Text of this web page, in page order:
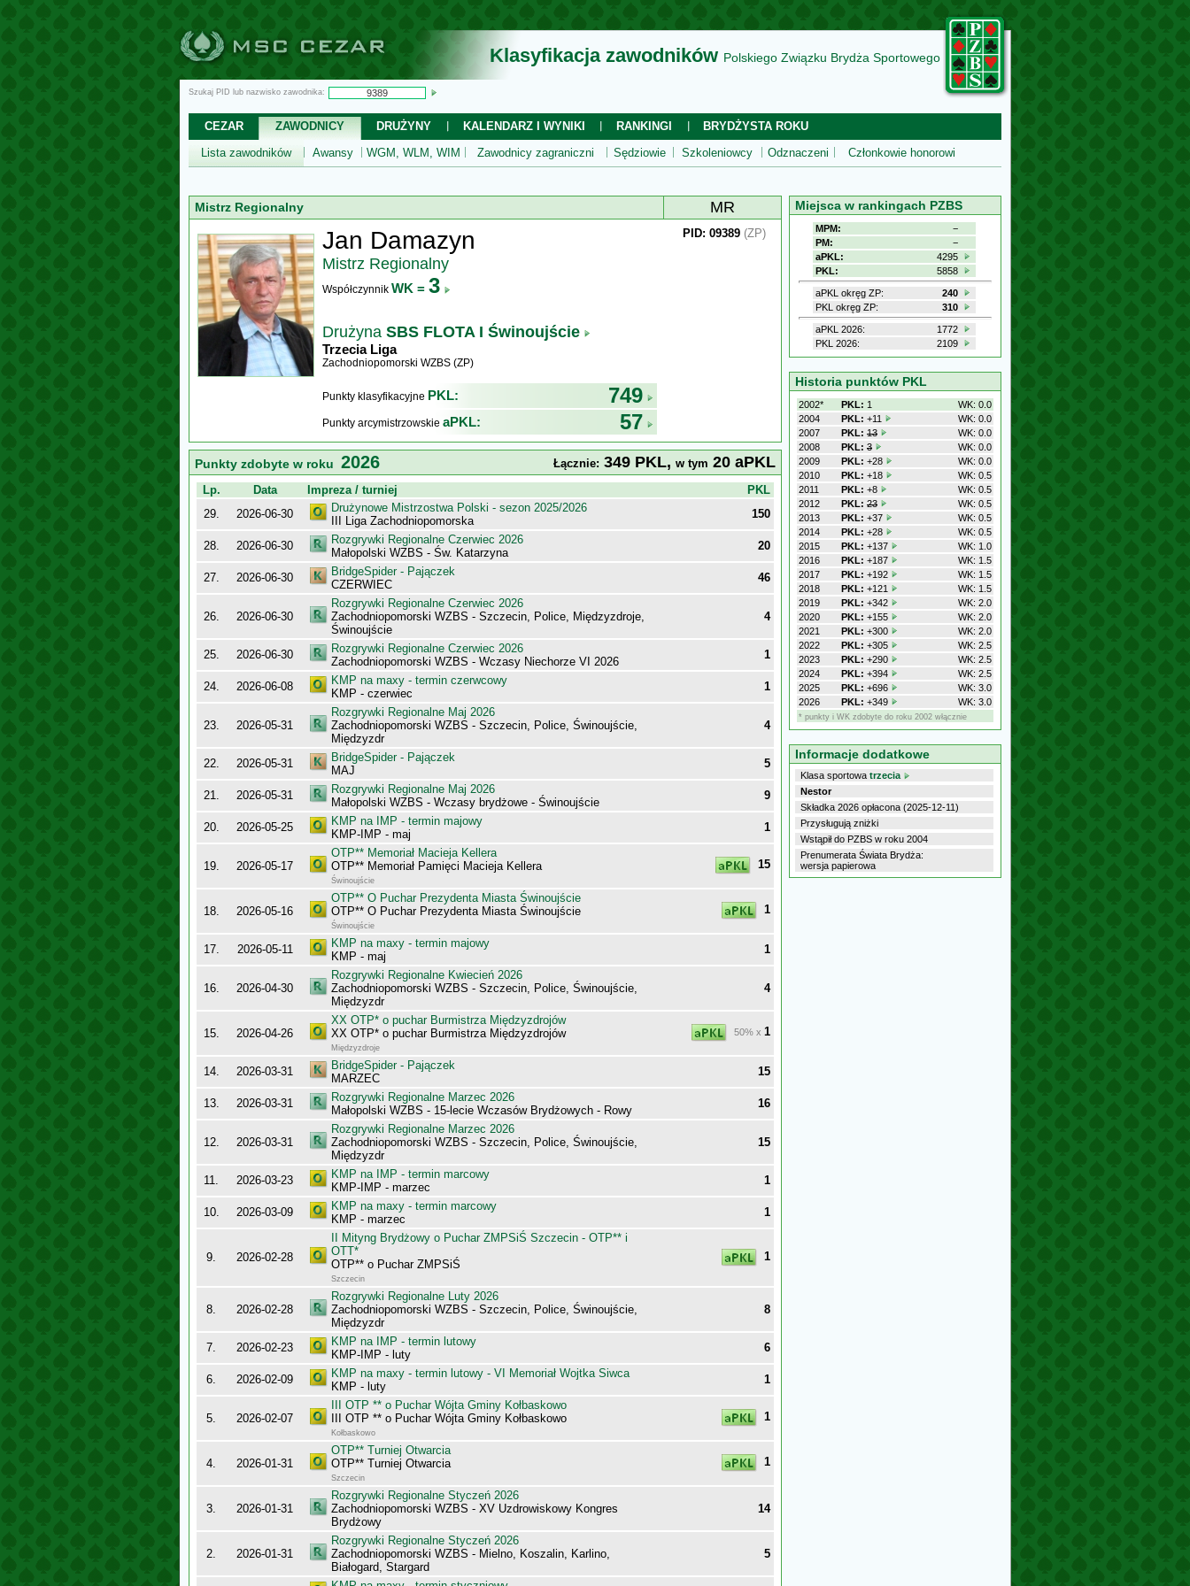
Klasyfikacja zawodników Polskiego Związku Brydża Sportowego
Szukaj PID lub nazwisko zawodnika:
CEZAR ZAWODNICY DRUŻYNY KALENDARZ I WYNIKI RANKINGI
BRYDŻYSTA ROKU
Lista zawodników
Awansy WGM, WLM, WIM Zawodnicy zagraniczni Sędziowie Szkoleniowcy Odznaczeni Członkowie honorowi
Mistrz Regionalny MR
Jan Damazyn
Mistrz Regionalny
Współczynnik WK = 3
Drużyna SBS FLOTA I Świnoujście
Trzecia Liga
Zachodniopomorski WZBS (ZP)
Punkty klasyfikacyjne PKL: 749
Punkty arcymistrzowskie aPKL: 57
PID: 09389 (ZP)
Punkty zdobyte w roku 2026 Łącznie: 349 PKL, w tym 20 aPKL
Lp. Data Impreza / turniej
PKL
29.
2026-06-30
Drużynowe Mistrzostwa Polski - sezon 2025/2026
III Liga Zachodniopomorska
150
28. 2026-06-30
Rozgrywki Regionalne Czerwiec 2026
Małopolski WZBS - Św. Katarzyna
20
27. 2026-06-30
BridgeSpider - Pajączek
CZERWIEC
46
26. 2026-06-30
Rozgrywki Regionalne Czerwiec 2026
Zachodniopomorski WZBS - Szczecin, Police, Międzyzdroje,
Świnoujście
4
25. 2026-06-30
Rozgrywki Regionalne Czerwiec 2026
Zachodniopomorski WZBS - Wczasy Niechorze VI 2026
1
24. 2026-06-08
KMP na maxy - termin czerwcowy
KMP - czerwiec
1
23. 2026-05-31
Rozgrywki Regionalne Maj 2026
Zachodniopomorski WZBS - Szczecin, Police, Świnoujście,
Międzyzdr
4
22. 2026-05-31
BridgeSpider - Pajączek
MAJ
5
21. 2026-05-31
Rozgrywki Regionalne Maj 2026
Małopolski WZBS - Wczasy brydżowe - Świnoujście
9
20. 2026-05-25
KMP na IMP - termin majowy
KMP-IMP - maj
1
19. 2026-05-17
OTP** Memoriał Macieja Kellera
OTP** Memoriał Pamięci Macieja Kellera
Świnoujście
15
18. 2026-05-16
OTP** O Puchar Prezydenta Miasta Świnoujście
OTP** O Puchar Prezydenta Miasta Świnoujście
Świnoujście
1
17. 2026-05-11
KMP na maxy - termin majowy
KMP - maj
1
16. 2026-04-30
Rozgrywki Regionalne Kwiecień 2026
Zachodniopomorski WZBS - Szczecin, Police, Świnoujście,
Międzyzdr
4
15. 2026-04-26
XX OTP* o puchar Burmistrza Międzyzdrojów
XX OTP* o puchar Burmistrza Międzyzdrojów
Międzyzdroje
50% x 1
14. 2026-03-31
BridgeSpider - Pajączek
MARZEC
15
13. 2026-03-31
Rozgrywki Regionalne Marzec 2026
Małopolski WZBS - 15-lecie Wczasów Brydżowych - Rowy
16
12. 2026-03-31
Rozgrywki Regionalne Marzec 2026
Zachodniopomorski WZBS - Szczecin, Police, Świnoujście,
Międzyzdr
15
11. 2026-03-23
KMP na IMP - termin marcowy
KMP-IMP - marzec
1
10. 2026-03-09
KMP na maxy - termin marcowy
KMP - marzec
1
9. 2026-02-28
II Mityng Brydżowy o Puchar ZMPSiŚ Szczecin - OTP** i
OTT*
OTP** o Puchar ZMPSiŚ
Szczecin
1
8. 2026-02-28
Rozgrywki Regionalne Luty 2026
Zachodniopomorski WZBS - Szczecin, Police, Świnoujście,
Międzyzdr
8
7. 2026-02-23
KMP na IMP - termin lutowy
KMP-IMP - luty
6
6. 2026-02-09
KMP na maxy - termin lutowy - VI Memoriał Wojtka Siwca
KMP - luty
1
5. 2026-02-07
III OTP ** o Puchar Wójta Gminy Kołbaskowo
III OTP ** o Puchar Wójta Gminy Kołbaskowo
Kołbaskowo
1
4. 2026-01-31
OTP** Turniej Otwarcia
OTP** Turniej Otwarcia
Szczecin
1
3. 2026-01-31
Rozgrywki Regionalne Styczeń 2026
Zachodniopomorski WZBS - XV Uzdrowiskowy Kongres
Brydżowy
14
2. 2026-01-31
Rozgrywki Regionalne Styczeń 2026
Zachodniopomorski WZBS - Mielno, Koszalin, Karlino,
Białogard, Stargard
5
Miejsca w rankingach PZBS
MPM:
−
PM:
−
aPKL:
4295
PKL:
5858
aPKL okręg ZP:
240
PKL okręg ZP:
310
aPKL 2026:
1772
PKL 2026:
2109
Historia punktów PKL
2002* PKL: 1
WK: 0.0
2004
PKL: +11
WK: 0.0
2007
PKL: 13
WK: 0.0
2008
PKL: 3
WK: 0.0
2009
PKL: +28
WK: 0.0
2010
PKL: +18
WK: 0.5
2011
PKL: +8
WK: 0.5
2012
PKL: 23
WK: 0.5
2013
PKL: +37
WK: 0.5
2014
PKL: +28
WK: 0.5
2015
PKL: +137
WK: 1.0
2016
PKL: +187
WK: 1.5
2017
PKL: +192
WK: 1.5
2018
PKL: +121
WK: 1.5
2019
PKL: +342
WK: 2.0
2020
PKL: +155
WK: 2.0
2021
PKL: +300
WK: 2.0
2022
PKL: +305
WK: 2.5
2023
PKL: +290
WK: 2.5
2024
PKL: +394
WK: 2.5
2025
PKL: +696
WK: 3.0
2026
PKL: +349 WK: 3.0
* punkty i WK zdobyte do roku 2002 włącznie
Informacje dodatkowe
Klasa sportowa trzecia
Nestor
Składka 2026 opłacona (2025-12-11)
Przysługują zniżki
Wstąpił do PZBS w roku 2004
Prenumerata Świata Brydża:
wersja papierowa